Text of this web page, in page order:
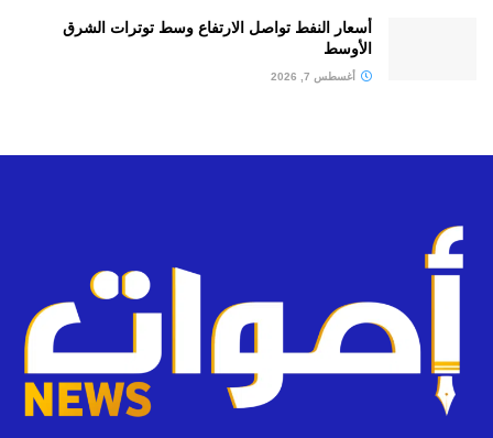
أسعار النفط تواصل الارتفاع وسط توترات الشرق
الأوسط
أغسطس 7, 2026